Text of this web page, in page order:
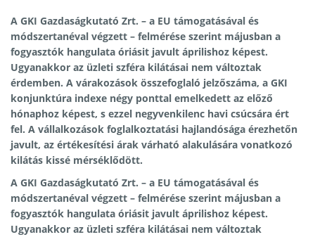
A GKI Gazdaságkutató Zrt. – a EU támogatásával és
módszertanéval végzett – felmérése szerint májusban a
fogyasztók hangulata óriásit javult áprilishoz képest.
Ugyanakkor az üzleti szféra kilátásai nem változtak
érdemben. A várakozások összefoglaló jelzőszáma, a GKI
konjunktúra indexe négy ponttal emelkedett az előző
hónaphoz képest, s ezzel negyvenkilenc havi csúcsára ért
fel. A vállalkozások foglalkoztatási hajlandósága érezhetőn
javult, az értékesítési árak várható alakulására vonatkozó
kilátás kissé mérséklődött.
A GKI Gazdaságkutató Zrt. – a EU támogatásával és
módszertanéval végzett – felmérése szerint májusban a
fogyasztók hangulata óriásit javult áprilishoz képest.
Ugyanakkor az üzleti szféra kilátásai nem változtak